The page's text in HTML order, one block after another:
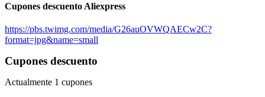
Cupones descuento Aliexpress
https://pbs.twimg.com/media/G26auOVWQAECw2C?
format=jpg&name=small
Cupones descuento
Actualmente 1 cupones